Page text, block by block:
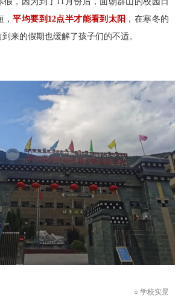
，平均要到12点半才能看到太阳 ，在寒冬的
来的假期也缓解了孩子们的不适。
○ 学校实景